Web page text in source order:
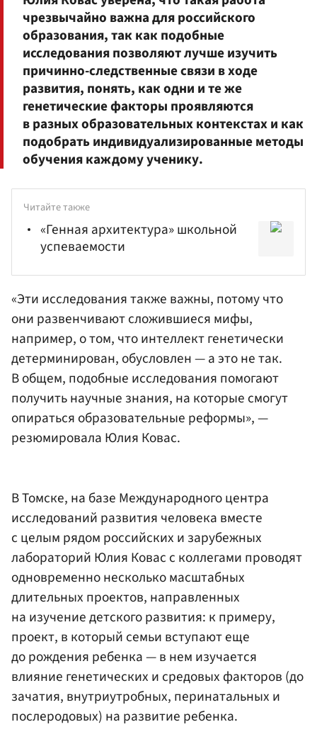
чрезвычайно важна для российского
образования, так как подобные
исследования позволяют лучше изучить
причинно-следственные связи в ходе
развития, понять, как одни и те же
генетические факторы проявляются
в разных образовательных контекстах и как
подобрать индивидуализированные методы
обучения каждому ученику.
Читайте также
«Генная архитектура» школьной
успеваемости
«Эти исследования также важны, потому что
они развенчивают сложившиеся мифы,
например, о том, что интеллект генетически
детерминирован, обусловлен — а это не так.
В общем, подобные исследования помогают
получить научные знания, на которые смогут
опираться образовательные реформы», —
резюмировала Юлия Ковас.
В Томске, на базе Международного центра
исследований развития человека вместе
с целым рядом российских и зарубежных
лабораторий Юлия Ковас с коллегами проводят
одновременно несколько масштабных
длительных проектов, направленных
на изучение детского развития: к примеру,
проект, в который семьи вступают еще
до рождения ребенка — в нем изучается
влияние генетических и средовых факторов (до
зачатия, внутриутробных, перинатальных и
послеродовых) на развитие ребенка.